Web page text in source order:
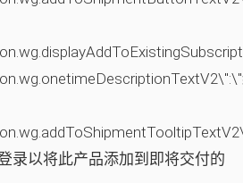
录以将此产品添加到即将交付的